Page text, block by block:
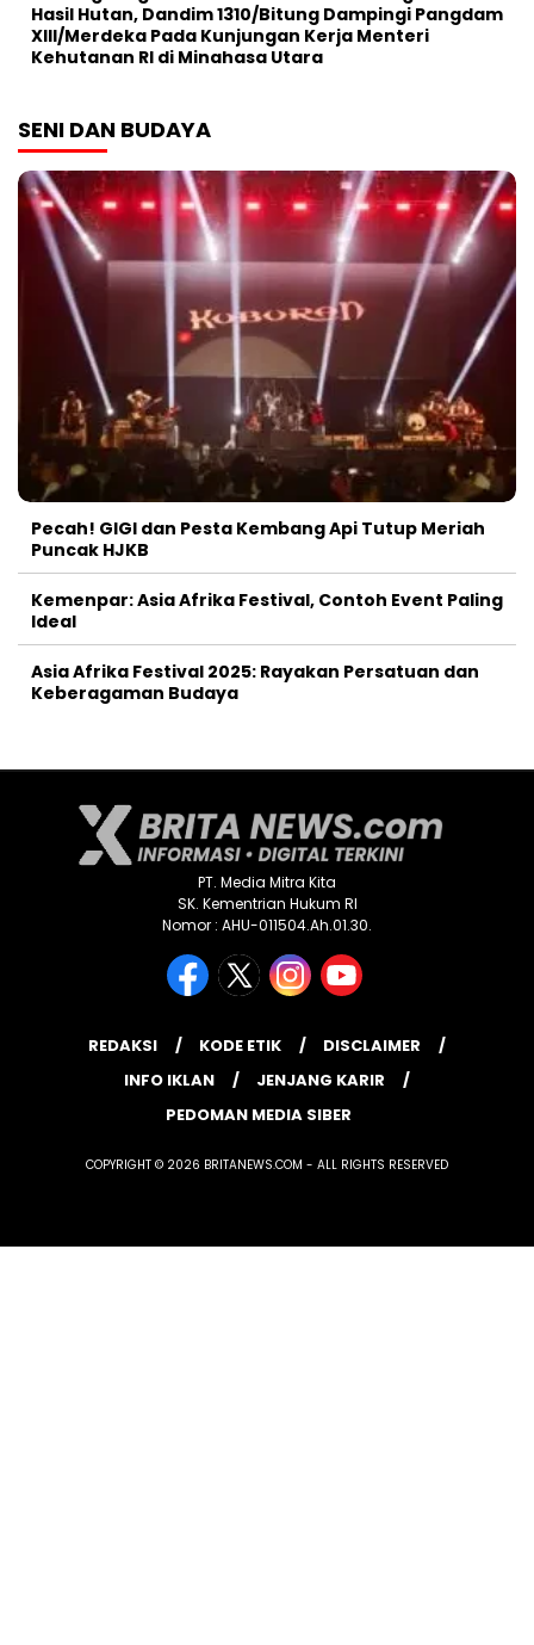
Hasil Hutan, Dandim 1310/Bitung Dampingi Pangdam
XIII/Merdeka Pada Kunjungan Kerja Menteri
Kehutanan RI di Minahasa Utara
SENI DAN BUDAYA
Pecah! GIGI dan Pesta Kembang Api Tutup Meriah
Puncak HJKB
Kemenpar: Asia Afrika Festival, Contoh Event Paling
Ideal
Asia Afrika Festival 2025: Rayakan Persatuan dan
Keberagaman Budaya
PT. Media Mitra Kita
SK. Kementrian Hukum RI
Nomor : AHU-011504.Ah.01.30.
REDAKSI KODE ETIK
DISCLAIMER
INFO IKLAN
JENJANG KARIR
PEDOMAN MEDIA SIBER
COPYRIGHT © 2026 BRITANEWS.COM - ALL RIGHTS RESERVED